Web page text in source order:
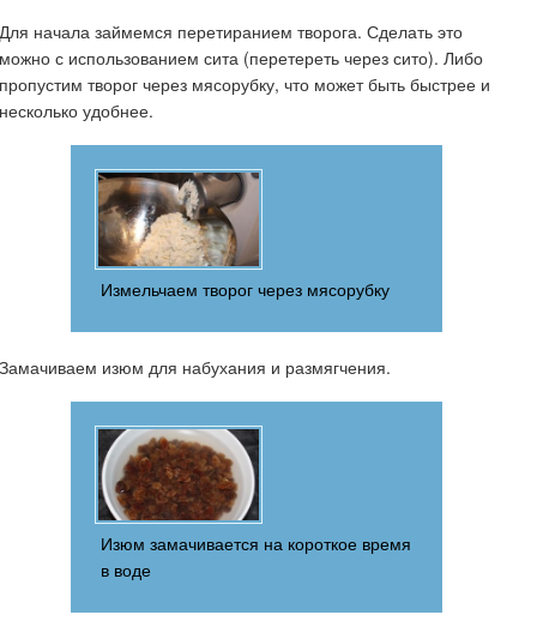
Для начала займемся перетиранием творога. Сделать это
можно с использованием сита (перетереть через сито). Либо
пропустим творог через мясорубку, что может быть быстрее и
несколько удобнее.
Измельчаем творог через мясорубку
Замачиваем изюм для набухания и размягчения.
Изюм замачивается на короткое время
в воде